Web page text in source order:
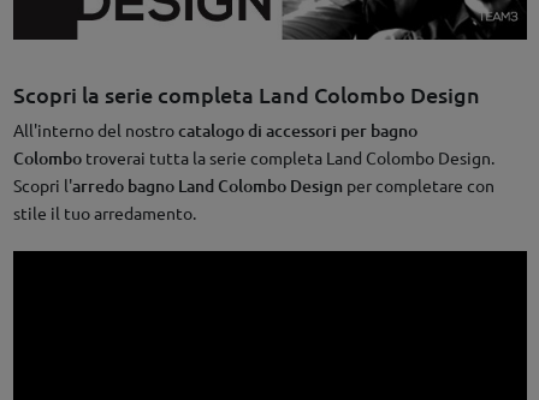
Scopri la serie completa Land Colombo Design
All'interno del nostrocatalogo di accessori per bagno
Colombotroverai tutta la serie completa Land Colombo Design.
Scopri l'arredo bagno Land Colombo Design per completare con
stile il tuo arredamento.